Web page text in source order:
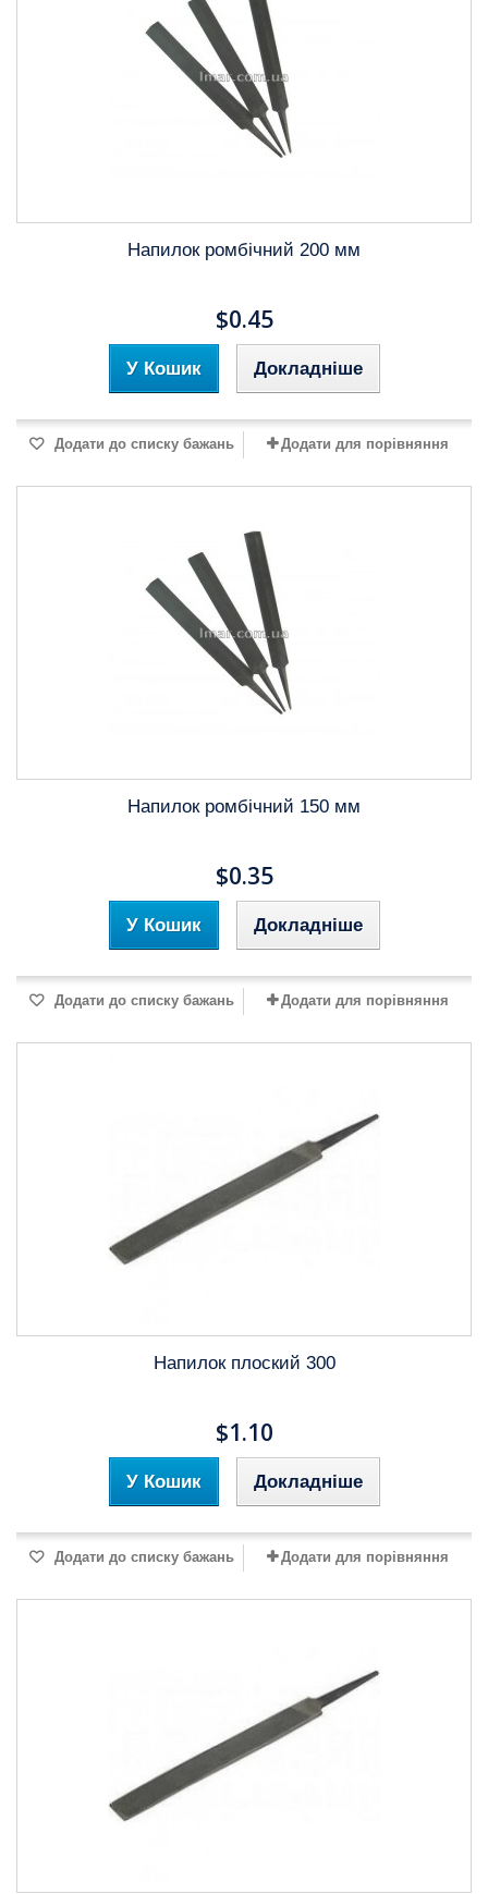
Напилок ромбічний 200 мм
$0.45
У Кошик Докладніше
Додати до списку бажань Додати для порівняння
Напилок ромбічний 150 мм
$0.35
У Кошик Докладніше
Додати до списку бажань Додати для порівняння
Напилок плоский 300
$1.10
У Кошик Докладніше
Додати до списку бажань Додати для порівняння